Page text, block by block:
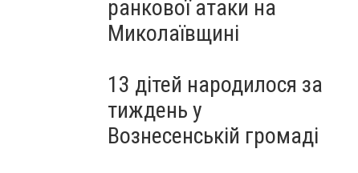
ранкової атаки на
Миколаївщині
13 дітей народилося за
тиждень у
Вознесенській громаді